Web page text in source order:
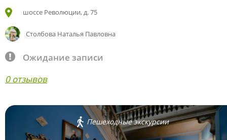
шоссе Революции, д. 75
Столбова Наталья Павловна
Ожидание записи
0 отзывов
Пешеходные экскурсии